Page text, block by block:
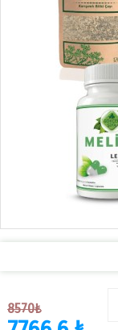
8570₺